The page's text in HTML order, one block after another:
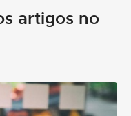
artigos no